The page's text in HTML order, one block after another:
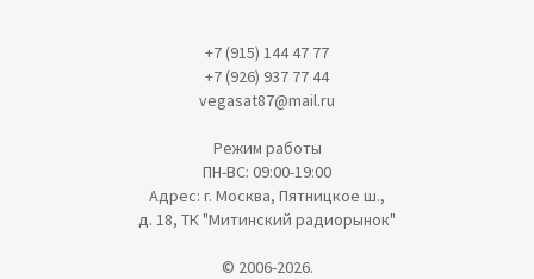
+7 (915) 144 47 77
+7 (926) 937 77 44
vegasat87@mail.ru
Режим работы
ПН-ВС: 09:00-19:00
Адрес: г. Москва, Пятницкое ш.,
д. 18, ТК "Митинский радиорынок"
© 2006-2026.